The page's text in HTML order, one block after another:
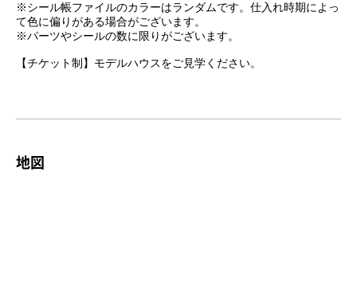
※シール帳ファイルのカラーはランダムです。仕入れ時期によっ
て色に偏りがある場合がございます。
※パーツやシールの数に限りがございます。
【チケット制】モデルハウスをご見学ください。
地図